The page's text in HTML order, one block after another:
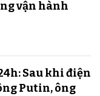
v​​​​​​​ận hành
Sau khi điện
Putin, ông